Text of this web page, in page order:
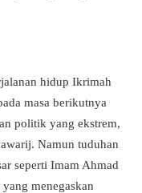
hidup Ikrimah
masa berikutnya
politik yang ekstrem,
Namun tuduhan
seperti Imam Ahmad
menegaskan